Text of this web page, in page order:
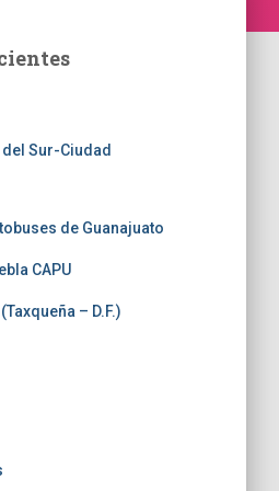
Sur-Ciudad
de Guanajuato
CAPU
– D.F.)